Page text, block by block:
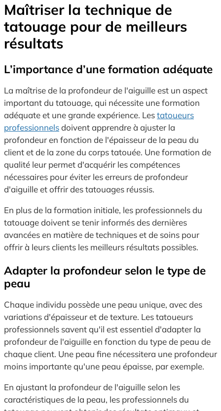
Maîtriser la technique de
tatouage pour de meilleurs
résultats
L’importance d’une formation adéquate
La maîtrise de la profondeur de l'aiguille est un aspect
important du tatouage, qui nécessite une formation
adéquate et une grande expérience. Lestatoueurs
professionnelsdoivent apprendre à ajuster la
profondeur en fonction de l'épaisseur de la peau du
client et de la zone du corps tatouée. Une formation de
qualité leur permet d'acquérir les compétences
nécessaires pour éviter les erreurs de profondeur
d'aiguille et offrir des tatouages réussis.
En plus de la formation initiale, les professionnels du
tatouage doivent se tenir informés des dernières
avancées en matière de techniques et de soins pour
offrir à leurs clients les meilleurs résultats possibles.
Adapter la profondeur selon le type de
peau
Chaque individu possède une peau unique, avec des
variations d'épaisseur et de texture. Les tatoueurs
professionnels savent qu'il est essentiel d'adapter la
profondeur de l'aiguille en fonction du type de peau de
chaque client. Une peau fine nécessitera une profondeur
moins importante qu'une peau épaisse, par exemple.
En ajustant la profondeur de l'aiguille selon les
caractéristiques de la peau, les professionnels du